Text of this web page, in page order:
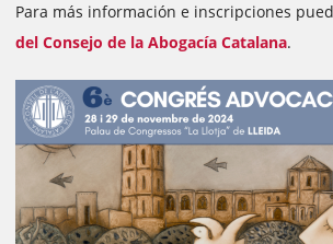
Para más información e inscripciones
del Consejo de la Abogacía Catalana.